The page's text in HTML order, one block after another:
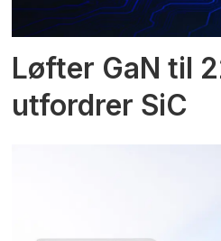
Løfter GaN til
utfordrer SiC